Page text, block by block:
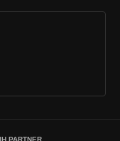
PARTNER